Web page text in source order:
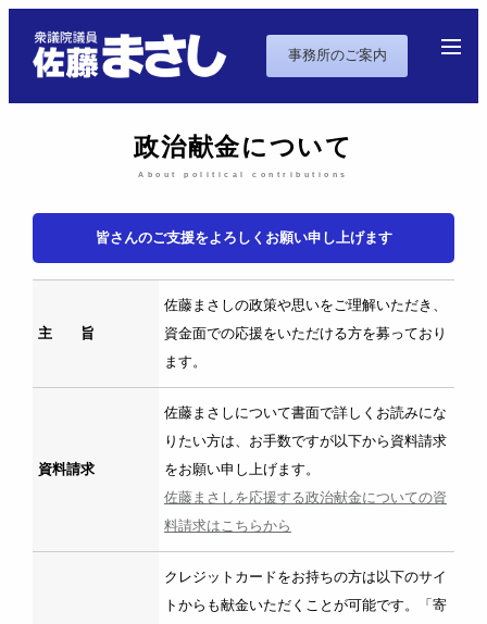
事務所のご案内
政治献金について
About political contributions
皆さんのご支援をよろしくお願い申し上げます
主 旨
佐藤まさしの政策や思いをご理解いただき、
資金面での応援をいただける方を募っており
ます。
資料請求
佐藤まさしについて書面で詳しくお読みにな
りたい方は、お手数ですが以下から資料請求
をお願い申し上げます。
佐藤まさしを応援する政治献金についての資
料請求はこちらから
クレジットカードをお持ちの方は以下のサイ
トからも献金いただくことが可能です。「寄